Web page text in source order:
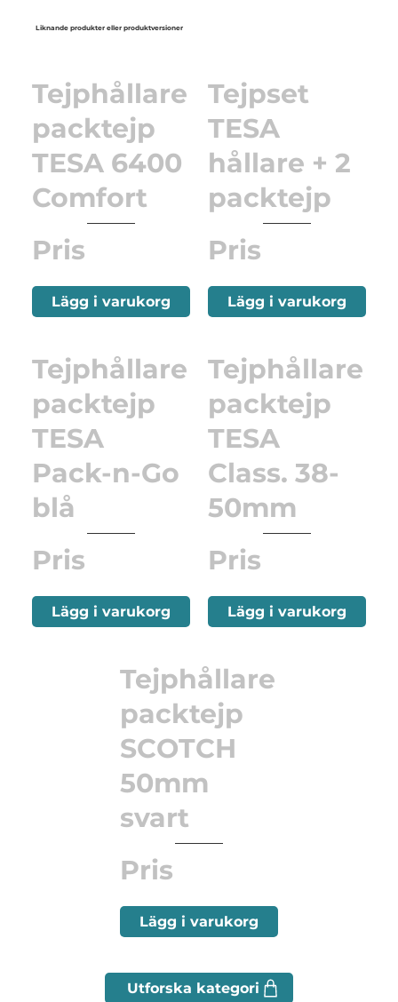
Liknande produkter eller produktversioner
Tejphållare
packtejp
TESA 6400
Comfort
Pris
Lägg i varukorg
Tejpset
TESA
hållare + 2
packtejp
Pris
Lägg i varukorg
Tejphållare
packtejp
TESA
Pack-n-Go
blå
Pris
Lägg i varukorg
Tejphållare
packtejp
TESA
Class. 38-
50mm
Pris
Lägg i varukorg
Tejphållare
packtejp
SCOTCH
50mm
svart
Pris
Lägg i varukorg